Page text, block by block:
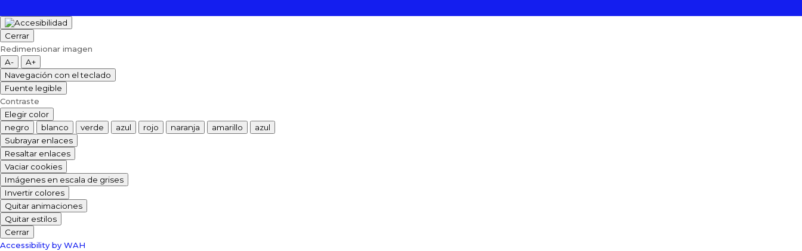
Cerrar
Redimensionar imagen
A-
A+
Navegación con el teclado
Fuente legible
Contraste
Elegir color
negro
blanco verde azul rojo naranja amarillo
azul
Subrayar enlaces
Resaltar enlaces
Vaciar cookies
Imágenes en escala de grises
Invertir colores
Quitar animaciones
Quitar estilos
Cerrar
Accessibility by WAH